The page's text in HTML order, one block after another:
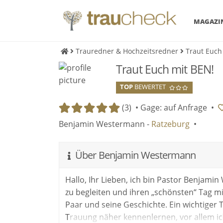
Trauredner & Hochzeitsredner Traut
Traut Euch mit BEN!
TOP BEWERTET
(3) • Gage: auf Anfrage •
Benjamin Westermann - Ratzeburg •
Über Benjamin Westermann
Hallo, Ihr Lieben, ich bin Pastor
zu begleiten und ihren „schönsten“ Tag
Paar und seine Geschichte. Ein wichtiger
Trauung näher kennenlernen, vor allem